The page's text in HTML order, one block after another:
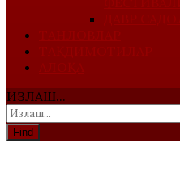
ИЗЛАШ...
Find